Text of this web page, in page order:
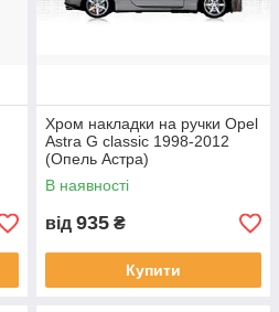
Хром накладки на ручки Opel
Astra G classic 1998-2012
(Опель Астра)
В наявності
від 935 ₴
Купити